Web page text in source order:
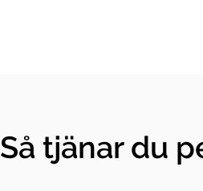
Så tjänar du